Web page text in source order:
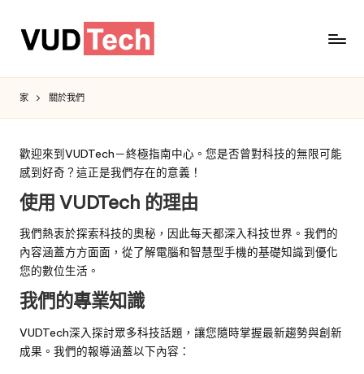
家 關於我們
歡迎來到VUDTech－終極指南中心。您是否曾對科技的無限可能
感到好奇？這正是我們存在的意義！
使用 VUDTech 的理由
我們熱衷於探索科技的奧秘，因此每天都深入科技世界。我們的
內容涵蓋方方面面，從了解電腦和智慧型手機的基礎知識到優化
您的數位生活。
我們的專業知識
VUDTech深入探討眾多科技話題，讓您隨時掌握最新趨勢與創新
成果。我們的報導涵蓋以下內容：